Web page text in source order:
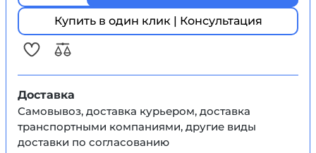
Купить в один клик | Консультация
Доставка
Самовывоз, доставка курьером, доставка
транспортными компаниями, другие виды
доставки по согласованию